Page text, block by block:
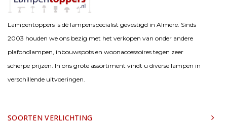
Lampentoppers is dé lampenspecialist gevestigd in Almere. Sinds
2003 houden we ons bezig met het verkopen van onder andere
plafondlampen, inbouwspots en woonaccessoires tegen zeer
scherpe prijzen. In ons grote assortiment vindt u diverse lampen in
verschillende uitvoeringen.
SOORTEN VERLICHTING